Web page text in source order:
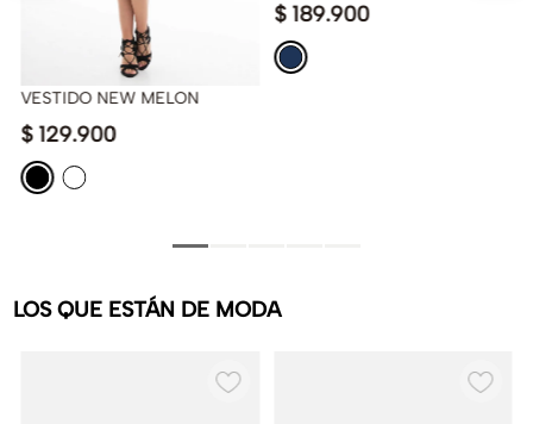
VESTIDO NEW MELON
$ 129.900
$ 189.900
LOS QUE ESTÁN DE MODA